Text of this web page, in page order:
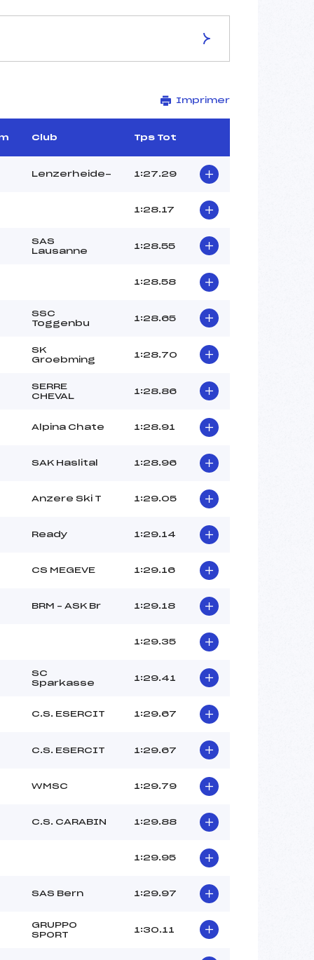
CAMILLE RICOU
2448
13815/11/20
Imprimer
Club Tps Tot
Lenzerheide- 1:27.29
1:28.17
SAS
Lausanne
1:28.55
1:28.58
SSC
Toggenbu
1:28.65
SK
Groebming
1:28.70
SERRE
CHEVAL
1:28.86
Alpina Chate 1:28.91
SAK Haslital 1:28.96
Anzere Ski T 1:29.05
Ready 1:29.14
CS MEGEVE 1:29.16
BRM – ASK Br 1:29.18
1:29.35
SC
Sparkasse
1:29.41
C.S. ESERCIT 1:29.67
C.S. ESERCIT 1:29.67
WMSC 1:29.79
C.S. CARABIN 1:29.88
1:29.95
SAS Bern 1:29.97
GRUPPO
SPORT
1:30.11